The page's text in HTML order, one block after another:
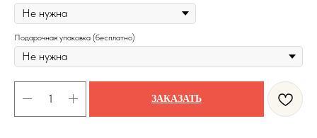
Подарочная упаковка (бесплатно)
ЗАКАЗАТЬ